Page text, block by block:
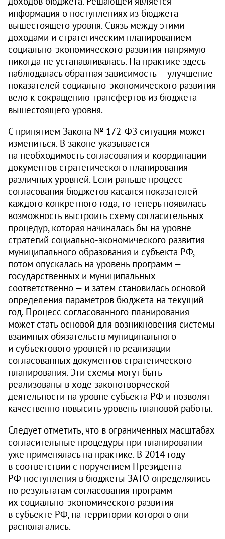
информация о поступлениях из бюджета
вышестоящего уровня. Связь между этими
доходами и стратегическим планированием
социально-экономического развития напрямую
никогда не устанавливалась. На практике здесь
наблюдалась обратная зависимость — улучшение
показателей социально-экономического развития
вело к сокращению трансфертов из бюджета
вышестоящего уровня.
С принятием Закона № 172‑ФЗ ситуация может
измениться. В законе указывается
на необходимость согласования и координации
документов стратегического планирования
различных уровней. Если раньше процесс
согласования бюджетов касался показателей
каждого конкретного года, то теперь появилась
возможность выстроить схему согласительных
процедур, которая начиналась бы на уровне
стратегий социально-экономического развития
муниципального образования и субъекта РФ,
потом опускалась на уровень программ —
государственных и муниципальных
соответственно — и затем становилась основой
определения параметров бюджета на текущий
год. Процесс согласованного планирования
может стать основой для возникновения системы
взаимных обязательств муниципального
и субъектового уровней по реализации
согласованных документов стратегического
планирования. Эти схемы могут быть
реализованы в ходе законотворческой
деятельности на уровне субъекта РФ и позволят
качественно повысить уровень плановой работы.
Следует отметить, что в ограниченных масштаба­х
согласительные процедуры при планировании
уже применялась на практике. В 2014 году
в соответствии с поручением Президента
РФ поступления в бюджеты ЗАТО определялись
по результатам согласования программ
их социально-экономического развития
в субъекте РФ, на территории которого они
располагались.